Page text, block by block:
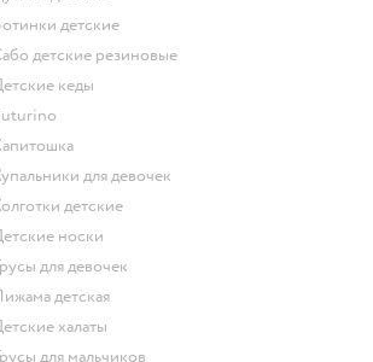
Ботинки детские
Сабо детские резиновые
Детские кеды
Futurino
Капитошка
Купальники для девочек
Колготки детские
Детские носки
Трусы для девочек
Пижама детская
Детские халаты
Трусы для мальчиков